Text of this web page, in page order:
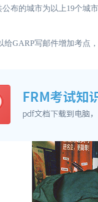
布的城市为以上19个城
给GARP写邮件增加考点